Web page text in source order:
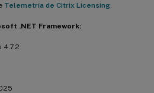
Telemetría de Citrix Licensing
.NET Framework:
4.7.2